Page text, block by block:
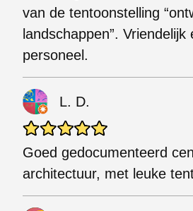
van de tentoonstelling
landschappen”.
personeel.
L. D.
Goed gedocumenteerd
architectuur, met leuke